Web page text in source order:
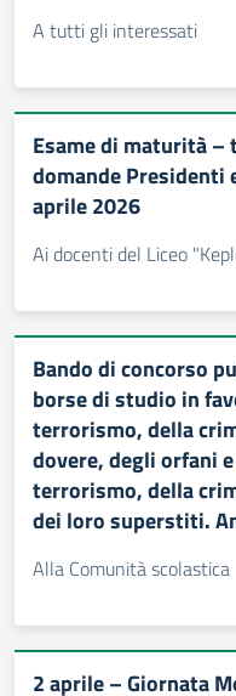
A tutti gli interessati
Esame di maturità –
domande Presidenti
aprile 2026
Ai docenti del Liceo
Bando di concorso
borse di studio in
terrorismo, della
dovere, degli orfani
terrorismo, della
dei loro superstiti.
Alla Comunità scolastica
2 aprile – Giornata